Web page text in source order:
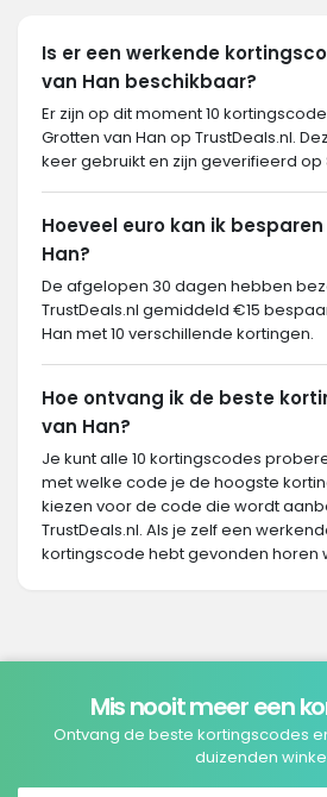
Is er een werkende
van Han beschikbaar?
Er zijn op dit moment 10
Grotten van Han op TrustDeals.nl.
keer gebruikt en zijn geverifieerd op
Hoeveel euro kan ik
Han?
De afgelopen 30 dagen hebben
TrustDeals.nl gemiddeld €15
Han met 10 verschillende kortingen.
Hoe ontvang ik de beste
van Han?
Je kunt alle 10 kortingscodes
met welke code je de hoogste
kiezen voor de code die wordt
TrustDeals.nl. Als je zelf een
kortingscode hebt gevonden horen
Mis nooit meer een
Ontvang de beste kortingscodes
duizenden